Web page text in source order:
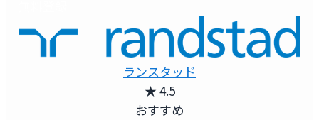
ランスタッド
★ 4.5
おすすめ